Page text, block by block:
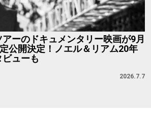
ーのドキュメンタリー映画が9月
公開決定！ノエル＆リアム20年
ューも
2026.7.7